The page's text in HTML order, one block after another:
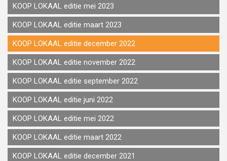
KOOP LOKAAL editie mei 2023
KOOP LOKAAL editie maart 2023
KOOP LOKAAL editie december 2022
KOOP LOKAAL editie november 2022
KOOP LOKAAL editie september 2022
KOOP LOKAAL editie juni 2022
KOOP LOKAAL editie mei 2022
KOOP LOKAAL editie maart 2022
KOOP LOKAAL editie december 2021